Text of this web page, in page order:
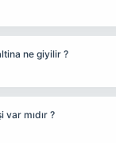
ne giyilir ?
var mıdır ?